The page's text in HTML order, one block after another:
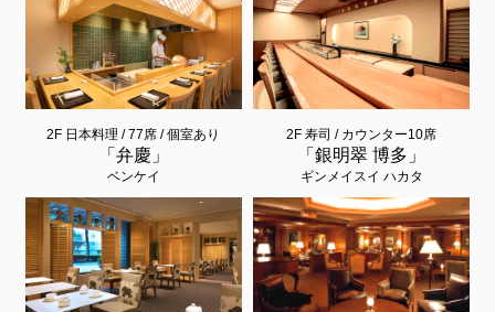
2F 日本料理 / 77席 / 個室あり
「弁慶」
ベンケイ
2F 寿司 / カウンター10席
「銀明翠 博多」
ギンメイスイ ハカタ